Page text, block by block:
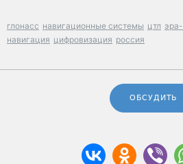
глонасс навигационные системы цтл
навигация цифровизация россия
ОБСУДИТЬ